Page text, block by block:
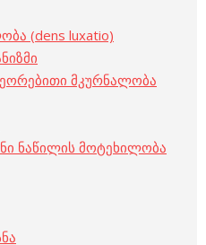
(dens luxatio)
მკურნალობა
ნაწილის მოტეხილობა